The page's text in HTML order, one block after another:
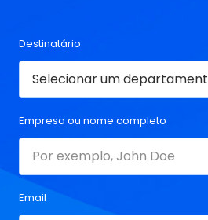
Destinatário
Empresa ou nome completo
Email